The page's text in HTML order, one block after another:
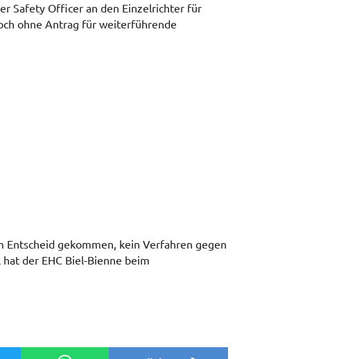
Safety Officer an den Einzelrichter für
ohne Antrag für weiterführende
gekommen, kein Verfahren gegen
der EHC Biel-Bienne beim